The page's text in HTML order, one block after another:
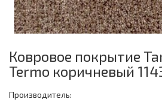
Ковровое покрытие
Termo коричневый
Производитель: